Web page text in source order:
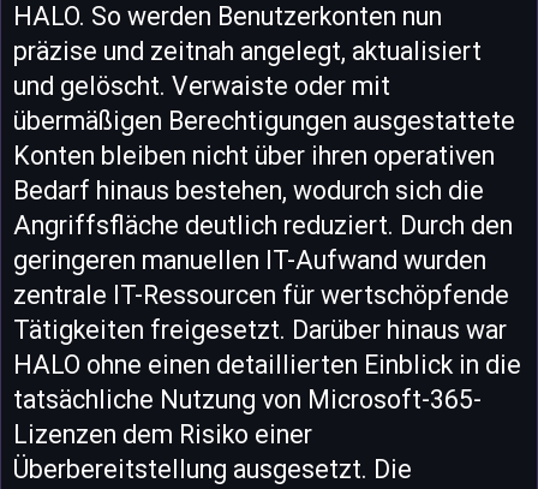
HALO. So werden Benutzerkonten nun
präzise und zeitnah angelegt, aktualisiert
und gelöscht. Verwaiste oder mit
übermäßigen Berechtigungen ausgestattete
Konten bleiben nicht über ihren operativen
Bedarf hinaus bestehen, wodurch sich die
Angriffsfläche deutlich reduziert. Durch den
geringeren manuellen IT-Aufwand wurden
zentrale IT-Ressourcen für wertschöpfende
Tätigkeiten freigesetzt. Darüber hinaus war
HALO ohne einen detaillierten Einblick in die
tatsächliche Nutzung von Microsoft-365-
Lizenzen dem Risiko einer
Überbereitstellung ausgesetzt. Die